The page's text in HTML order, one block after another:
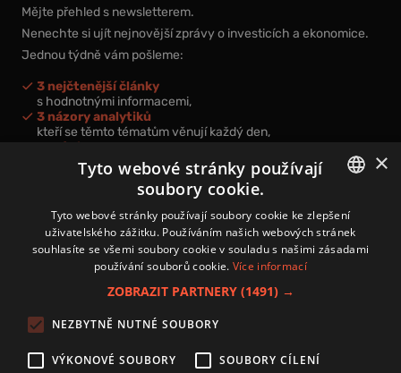
Mějte přehled s newsletterem.
Nenechte si ujít nejnovější zprávy o investicích a ekonomice.
Jednou týdně vám pošleme:
3 nejčtenější články
s hodnotnými informacemi,
3 názory analytiků
kteří se těmto tématům věnují každý den,
nová videa a podcasty
k prohloubení vašich znalostí.
Přihlášením k newsletteru vyjadřujete svůj souhlas spodmínkami
zpracování osobních údajů.
Zásady používání souborů cookies
Autoři
CZECH
×
Tyto webové stránky používají
soubory cookie.
Tyto webové stránky používají soubory cookie ke zlepšení
uživatelského zážitku. Používáním našich webových stránek
souhlasíte se všemi soubory cookie v souladu s našimi zásadami
používání souborů cookie. Více informací
ZOBRAZIT PARTNERY (1491) →
NEZBYTNĚ NUTNÉ SOUBORY
VÝKONOVÉ SOUBORY SOUBORY CÍLENÍ